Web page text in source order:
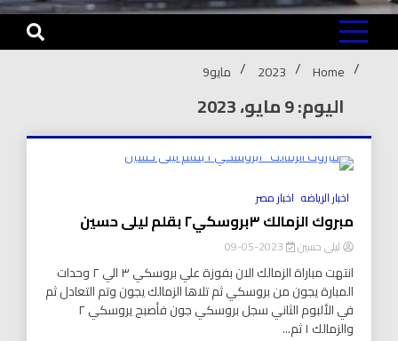
Home
2023 مايو9
اليوم: 9 مايو، 2023
اخبار الرياضه اخبار مصر
مبروك الزمالك ٣بروسكي٢ بقلم ليلى حسين
ليلى حسين
انتهت مباراة الزمالك الان بفوزة علي بروسكي ٣ الي ٢ وحدات
المبارة يجون من بروسكي ثم تلاها الزمالك يجون وتم التعادل ثم
في الألبوم الثاني سجل بروسكي جون فأصبح يروسكي ٢
والزمالك ١ ثم...